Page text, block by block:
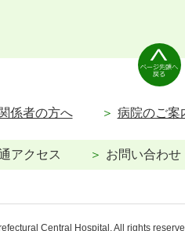
係者の方へ 病院のご案
アクセス お問い合わせ
Central Hospital. All rights